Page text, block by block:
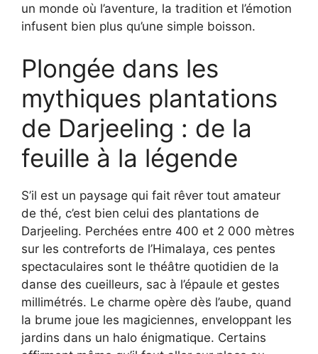
un monde où l’aventure, la tradition et l’émotion
infusent bien plus qu’une simple boisson.
Plongée dans les
mythiques plantations
de Darjeeling : de la
feuille à la légende
S’il est un paysage qui fait rêver tout amateur
de thé, c’est bien celui des plantations de
Darjeeling. Perchées entre 400 et 2 000 mètres
sur les contreforts de l’Himalaya, ces pentes
spectaculaires sont le théâtre quotidien de la
danse des cueilleurs, sac à l’épaule et gestes
millimétrés. Le charme opère dès l’aube, quand
la brume joue les magiciennes, enveloppant les
jardins dans un halo énigmatique. Certains